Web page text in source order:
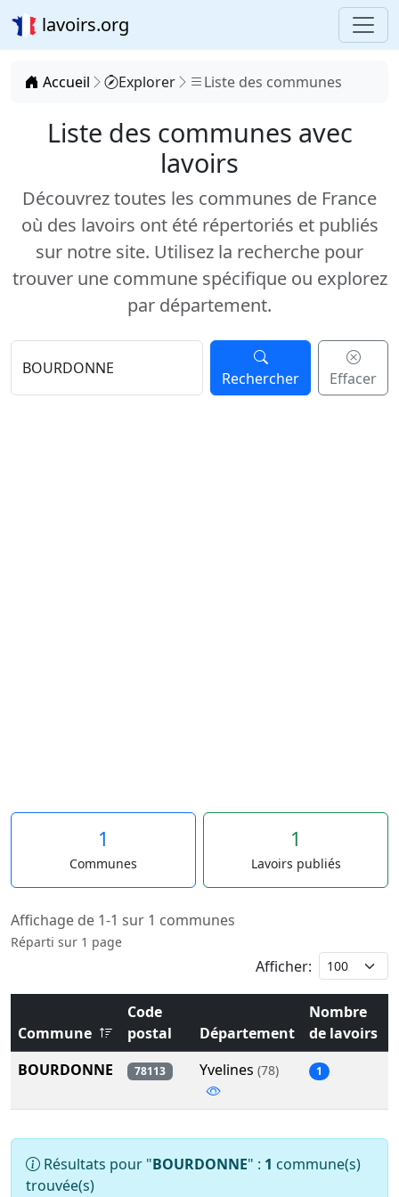
lavoirs.org
Accueil Explorer Liste des communes
Liste des communes avec
lavoirs
Découvrez toutes les communes de France
où des lavoirs ont été répertoriés et publiés
sur notre site. Utilisez la recherche pour
trouver une commune spécifique ou explorez
par département.
Rechercher Effacer
1
Communes
1
Lavoirs publiés
Affichage de 1-1 sur 1 communes
Réparti sur 1 page
Afficher:
Commune
Code
postal
Département
Nombre
de lavoirs
BOURDONNE
78113 Yvelines (78) 1
Résultats pour "BOURDONNE" : 1 commune(s)
trouvée(s)